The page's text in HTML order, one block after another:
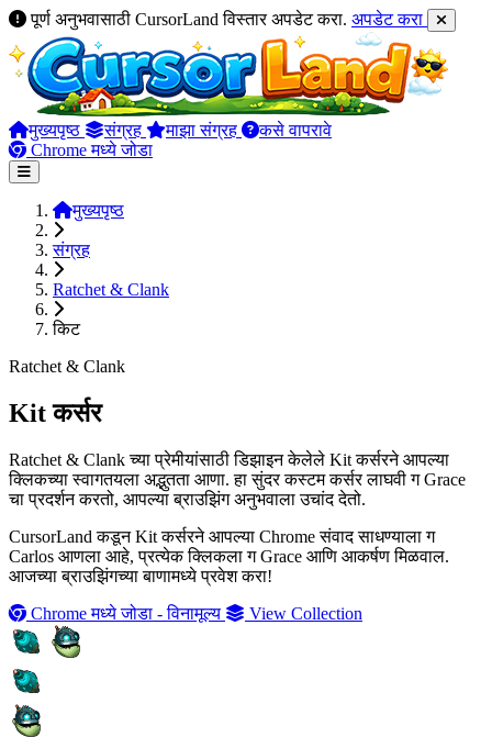
पूर्ण अनुभवासाठी CursorLand विस्तार अपडेट करा. अपडेट करा
मुख्यपृष्ठ संग्रह माझा संग्रह
कसे वापरावे
Chrome मध्ये जोडा
मुख्यपृष्ठ
संग्रह
Ratchet & Clank
किट
Ratchet & Clank
Kit कर्सर
Ratchet & Clank च्या प्रेमीयांसाठी डिझाइन केलेले Kit कर्सरने आपल्या
क्लिकच्या स्वागतयला अद्भुतता आणा. हा सुंदर कस्टम कर्सर लाघवी ग Grace
चा प्रदर्शन करतो, आपल्या ब्राउझिंग अनुभवाला उचांद देतो.
CursorLand कडून Kit कर्सरने आपल्या Chrome संवाद साधण्याला ग
Carlos आणला आहे, प्रत्येक क्लिकला ग Grace आणि आकर्षण मिळवाल.
आजच्या ब्राउझिंगच्या बाणामध्ये प्रवेश करा!
Chrome मध्ये जोडा - विनामूल्य
View Collection